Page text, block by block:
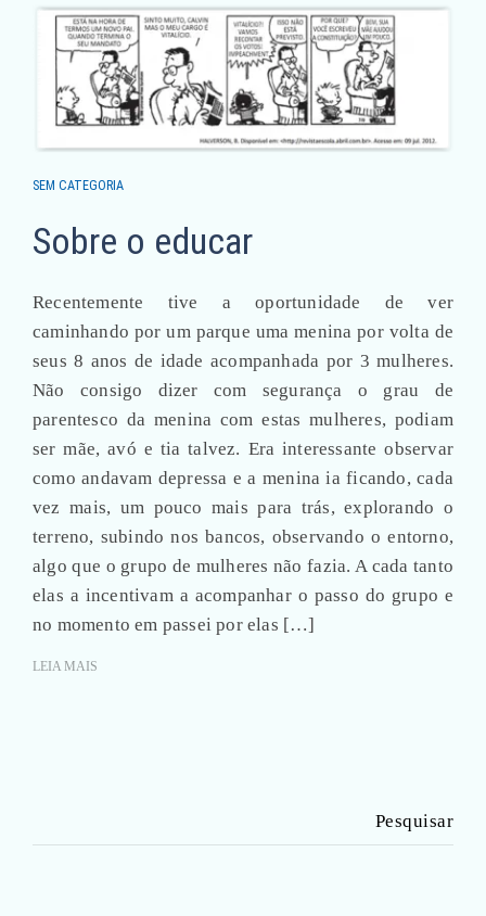
SEM CATEGORIA
Sobre o educar
Recentemente tive a oportunidade de ver
caminhando por um parque uma menina por volta de
seus 8 anos de idade acompanhada por 3 mulheres.
Não consigo dizer com segurança o grau de
parentesco da menina com estas mulheres, podiam
ser mãe, avó e tia talvez. Era interessante observar
como andavam depressa e a menina ia ficando, cada
vez mais, um pouco mais para trás, explorando o
terreno, subindo nos bancos, observando o entorno,
algo que o grupo de mulheres não fazia. A cada tanto
elas a incentivam a acompanhar o passo do grupo e
no momento em passei por elas […]
LEIA MAIS